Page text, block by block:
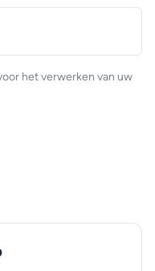
het verwerken van uw